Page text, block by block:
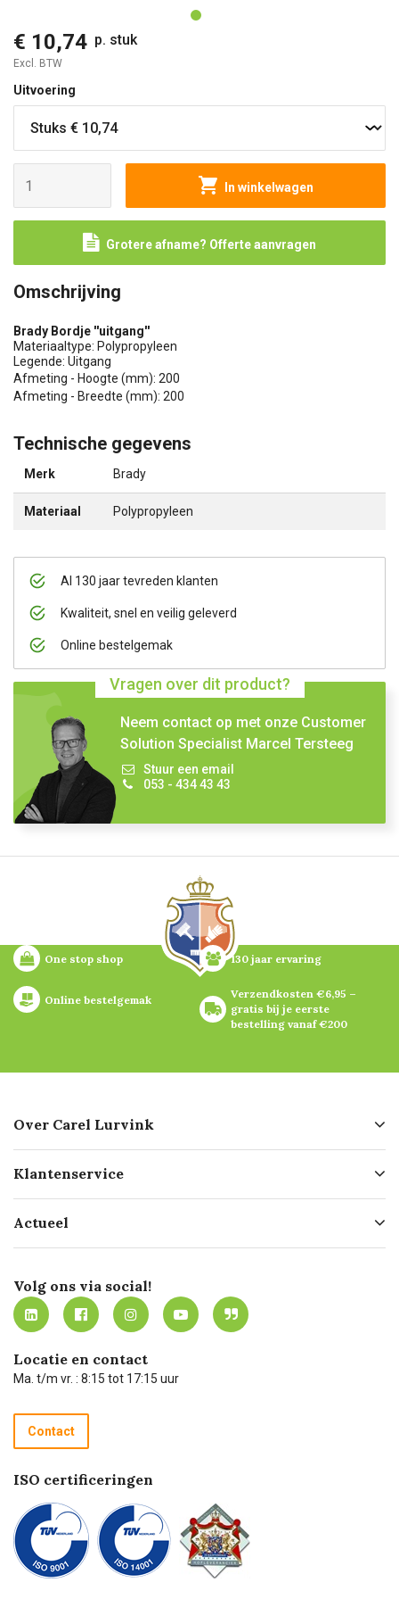
€ 10,74 p. stuk
Excl. BTW
Uitvoering
In winkelwagen
Grotere afname? Offerte aanvragen
Al 130 jaar tevreden klanten
Kwaliteit, snel en veilig geleverd
Online bestelgemak
Vragen over dit product?
Neem contact op met onze Customer
Solution Specialist Marcel Tersteeg
Stuur een email
053 - 434 43 43
Omschrijving
Brady Bordje ''uitgang''
Materiaaltype: Polypropyleen
Legende: Uitgang
Afmeting - Hoogte (mm): 200
Afmeting - Breedte (mm): 200
Technische gegevens
Merk Brady
Materiaal Polypropyleen
One stop shop 130 jaar ervaring
Online bestelgemak
Verzendkosten €6,95 –
gratis bij je eerste
bestelling vanaf €200
Over Carel Lurvink
Geschiedenis
Missie
Werken bij Carel Lurvink
MVO
Klantenservice
Bezorgen
Mijn Carel Lurvink
Mijn Carel Lurvink instructievideo's
Carel Lurvink App
Hulp op afstand
Technische dienst
Recycle programma
Betalen
Actueel
Innovation LAB
Tevreden klanten
Carel Lurvink Blog
Carel de podcast
Volg ons via social!
Locatie en contact
Ma. t/m vr. : 8:15 tot 17:15 uur
Contact
ISO certificeringen